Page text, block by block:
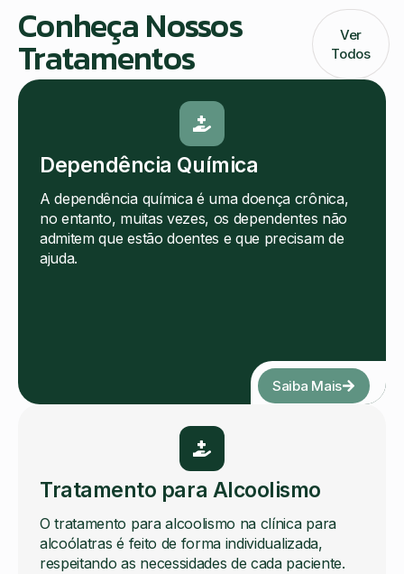
Conheça Nossos
Tratamentos
Ver
Todos
Dependência Química
A dependência química é uma doença crônica,
no entanto, muitas vezes, os dependentes não
admitem que estão doentes e que precisam de
ajuda.
Saiba Mais
Tratamento para Alcoolismo
O tratamento para alcoolismo na clínica para
alcoólatras é feito de forma individualizada,
respeitando as necessidades de cada paciente.